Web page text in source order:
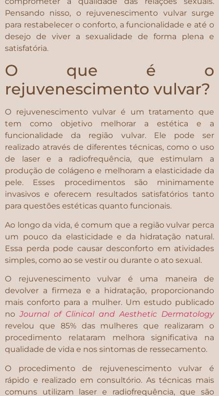
Pensando nisso, o rejuvenescimento vulvar surge
para restabelecer o conforto, a funcionalidade e até o
desejo de viver a sexualidade de forma plena e
satisfatória.
O que é o
rejuvenescimento vulvar?
O rejuvenescimento vulvar é um tratamento que
tem como objetivo melhorar a estética e a
funcionalidade da região vulvar. Ele pode ser
realizado através de diferentes técnicas, como o uso
de laser e a radiofrequência, que estimulam a
produção de colágeno e melhoram a elasticidade da
pele. Esses procedimentos são minimamente
invasivos e oferecem resultados satisfatórios tanto
para questões estéticas quanto funcionais.
Ao longo da vida, é comum que a região vulvar perca
um pouco da elasticidade e da hidratação natural.
Essa perda pode causar desconforto em atividades
simples, como ao se vestir ou durante o ato sexual.
O rejuvenescimento vulvar é uma maneira de
devolver a firmeza e a hidratação, proporcionando
mais conforto para a mulher. Um estudo publicado
noJournal of Clinical and Aesthetic Dermatology
revelou que 85% das mulheres que realizaram o
procedimento relataram melhora significativa na
qualidade de vida e nos sintomas de ressecamento.
O procedimento de rejuvenescimento vulvar é
rápido e realizado em consultório. As técnicas mais
comuns utilizam laser e radiofrequência, que são